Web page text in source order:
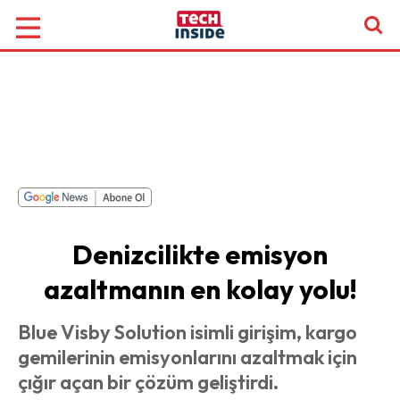
Denizcilikte emisyon
azaltmanın en kolay yolu!
Blue Visby Solution isimli girişim, kargo
gemilerinin emisyonlarını azaltmak için
çığır açan bir çözüm geliştirdi.